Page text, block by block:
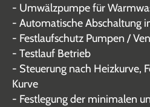
- Umwälzpumpe für
- Automatische Abschaltung
- Festlaufschutz Pumpen /
- Testlauf Betrieb
- Steuerung nach Heizkurve,
Kurve
- Festlegung der minimalen